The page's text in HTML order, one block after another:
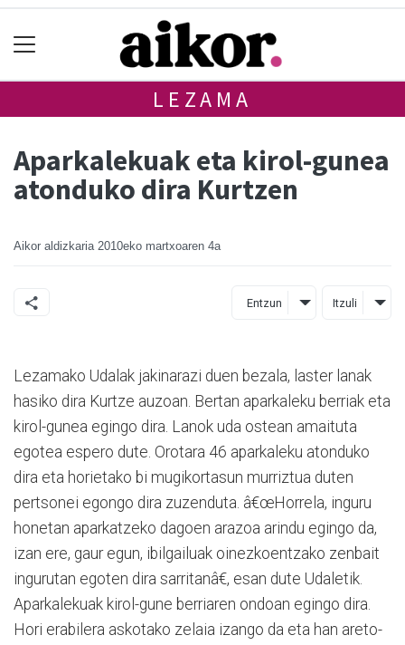
LEZAMA
Aparkalekuak eta kirol-gunea
atonduko dira Kurtzen
Aikor aldizkaria 2010eko martxoaren 4a
Entzun Itzuli
Lezamako Udalak jakinarazi duen bezala, laster lanak
hasiko dira Kurtze auzoan. Bertan aparkaleku berriak eta
kirol-gunea egingo dira. Lanok uda ostean amaituta
egotea espero dute. Orotara 46 aparkaleku atonduko
dira eta horietako bi mugikortasun murriztua duten
pertsonei egongo dira zuzenduta. â€œHorrela, inguru
honetan aparkatzeko dagoen arazoa arindu egingo da,
izan ere, gaur egun, ibilgailuak oinezkoentzako zenbait
ingurutan egoten dira sarritanâ€, esan dute Udaletik.
Aparkalekuak kirol-gune berriaren ondoan egingo dira.
Hori erabilera askotako zelaia izango da eta han areto-